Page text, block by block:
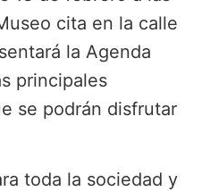
cita en la calle
la Agenda
principales
se podrán disfrutar
toda la sociedad y